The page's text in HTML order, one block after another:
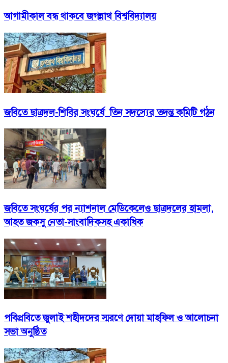
আগামীকাল বন্ধ থাকবে জগন্নাথ বিশ্ববিদ্যালয়
জবিতে ছাত্রদল-শিবির সংঘর্ষে তিন সদস্যের তদন্ত কমিটি গঠন
জবিতে সংঘর্ষের পর ন্যাশনাল মেডিকেলেও ছাত্রদলের হামলা,
আহত জকসু নেতা-সাংবাদিকসহ একাধিক
পবিপ্রবিতে জুলাই শহীদদের স্মরণে দোয়া মাহফিল ও আলোচনা
সভা অনুষ্ঠিত